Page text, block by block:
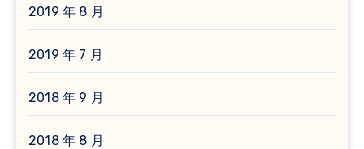
2019 年 8 月
2019 年 7 月
2018 年 9 月
2018 年 8 月